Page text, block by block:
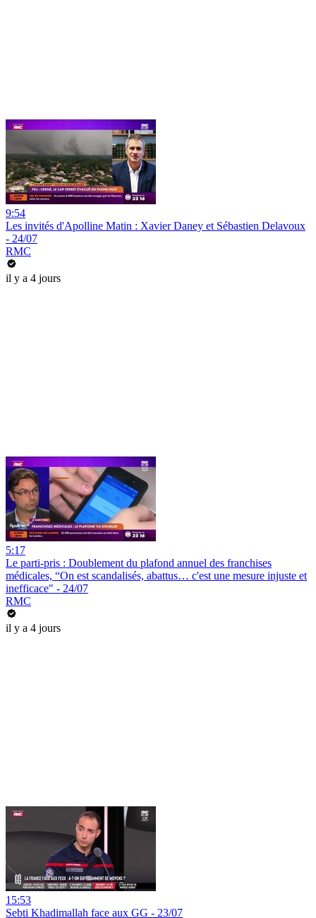
9:54
Les invités d'Apolline Matin : Xavier Daney et Sébastien Delavoux
- 24/07
RMC
il y a 4 jours
5:17
Le parti-pris : Doublement du plafond annuel des franchises
médicales, “On est scandalisés, abattus… c'est une mesure injuste et
inefficace" - 24/07
RMC
il y a 4 jours
15:53
Sebti Khadimallah face aux GG - 23/07